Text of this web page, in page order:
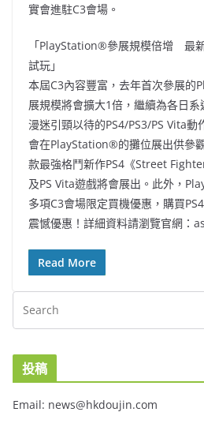
實會進駐C3會場。
「PlayStation®參展規模倍增 最
試玩」
本屆C3內容豐富，去年首次參展
展規模將會擴大1倍，繼續為各日
漫迷引頸以待的PS4/PS3/PS Vita
會在PlayStation®的攤位展出供參
款最強格鬥新作PS4《Street
及PS Vita遊戲將會展出。此外，
多項C3會場限定買機優惠，購買
震憾優惠！詳細資料請瀏覽官網：
Read More
投稿
Email: news@hkdoujin.com